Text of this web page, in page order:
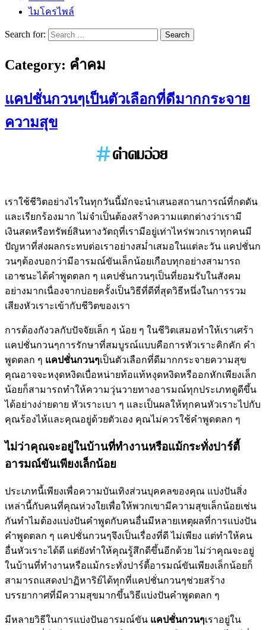
ไมโครไพล์
Search for:
Category: คำคม
แคปชั่นกวนๆเป็นตัวเลือกที่ดีมากกระจาย
ความสุข
เราใช้ชีวิตอย่างไรในทุกวันนี้มักจะนำเสนอสถานการณ์ที่กดดัน
และเรียกร้องมาก ไม่จำเป็นต้องสร้างความแตกต่างว่าเรามี
เงินสดหรือทรัพย์สินทางวัตถุที่เรามีอยู่เท่าไหร่พวกเราทุกคนมี
ปัญหาที่ส่งผลกระทบต่อเราอย่างสม่ำเสมอในแต่ละวัน แคปชั่นก
วนๆต้องบอกว่ามีอารมณ์ขันเล็กน้อยเกือบทุกอย่างสามารถ
เอาชนะได้คำพูดตลก ๆ แคปชั่นกวนๆเป็นที่ยอมรับในสังคม
อย่างมากเนื่องจากบ่อยครั้งเป็นวิธีที่ดีที่สุดวิธีหนึ่งในการรวม
เสียงหัวเราะเข้ากับชีวิตของเรา
การต้องกังวลกับปัจจัยเล็ก ๆ น้อย ๆ ในชีวิตเสมอทำให้เราเศร้า
แคปชั่นกวนๆการรักษาที่สมบูรณ์แบบคือการหัวเราะคิกคัก คำ
พูดตลก ๆ แคปชั่นกวนๆเป็นตัวเลือกที่ดีมากกระจายความสุข
คุณอาจจะหงุดหงิดเบื่อหน่ายท้อแท้หงุดหงิดหรืออกหักเพียงเล็ก
น้อยก็สามารถทำให้ความวุ่นวายทางอารมณ์ทุกประเภทดูดีขึ้น
ได้อย่างง่ายดาย หัวเราะเบา ๆ และเป็นผลให้ทุกคนหัวเราะไปกับ
คุณร้องไห้และคุณอยู่ด้วยตัวเอง คุณไม่ควรใช้คำพูดตลก ๆ
ไม่ว่าคุณจะอยู่ในบ้านที่ทำงานหรือแม้กระทั่งปาร์ตี้
อารมณ์ขันเพียงเล็กน้อย
ประเภทนี้เพียงเพื่อความบันเทิงส่วนบุคคลของคุณ แบ่งปันสิ่ง
เหล่านี้กับคนที่คุณห่วงใยเพื่อให้พวกเขามีความสุขเล็กน้อยเช่น
กันทำไมต้องแบ่งปันคำพูดกับคนอื่นมีหลายเหตุผลที่การแบ่งปัน
คำพูดตลก ๆ แคปชั่นกวนๆจึงเป็นเรื่องที่ดี ไม่เพียง แต่ทำให้คน
อื่นหัวเราะได้ดี แต่ยังทำให้คุณรู้สึกดีขึ้นอีกด้วย ไม่ว่าคุณจะอยู่
ในบ้านที่ทำงานหรือแม้กระทั่งปาร์ตี้อารมณ์ขันเพียงเล็กน้อยก็
สามารถแสดงปาฏิหาริย์ได้ทุกที่แคปชั่นกวนๆช่วยสร้าง
บรรยากาศที่มีความสุขมากขึ้นวิธีแบ่งปันคำพูดตลก ๆ
มีหลายวิธีในการแบ่งปันอารมณ์ขัน แคปชั่นกวนๆเราอยู่ใน